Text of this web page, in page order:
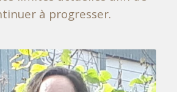
à progresser.